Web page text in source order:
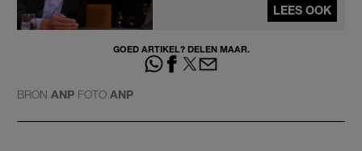
LEES OOK
GOED ARTIKEL? DELEN MAAR.
BRON ANP FOTO ANP